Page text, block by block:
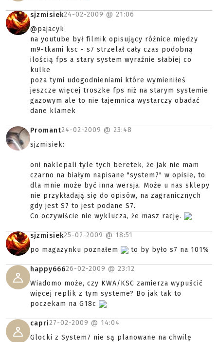
sjzmisiek24-02-2009 @ 21:06
@pajacyk
na youtube był filmik opisujący różnice między
m9-tkami ksc - s7 strzelał cały czas podobną
ilością fps a stary system wyraźnie słabiej co
kulke
poza tymi udogodnieniami które wymieniłeś
jeszcze więcej troszke fps niż na starym systemie
gazowym ale to nie tajemnica wystarczy obadać
dane klamek
Promant24-02-2009 @ 23:48
sjzmisiek:
oni naklepali tyle tych beretek, że jak nie mam
czarno na białym napisane "system7" w opisie, to
dla mnie może być inna wersja. Może u nas sklepy
nie przykładają się do opisów, na zagranicznych
gdy jest S7 to jest podane S7.
Co oczywiście nie wyklucza, że masz rację.
sjzmisiek25-02-2009 @ 18:51
po magazynku poznałem
to by było s7 na 101%
happy66626-02-2009 @ 23:12
Wiadomo może, czy KWA/KSC zamierza wypuścić
więcej replik z tym systeme? Bo jak tak to
poczekam na G18c
capri27-02-2009 @ 14:04
Glocki z System7 nie są planowane na chwilę